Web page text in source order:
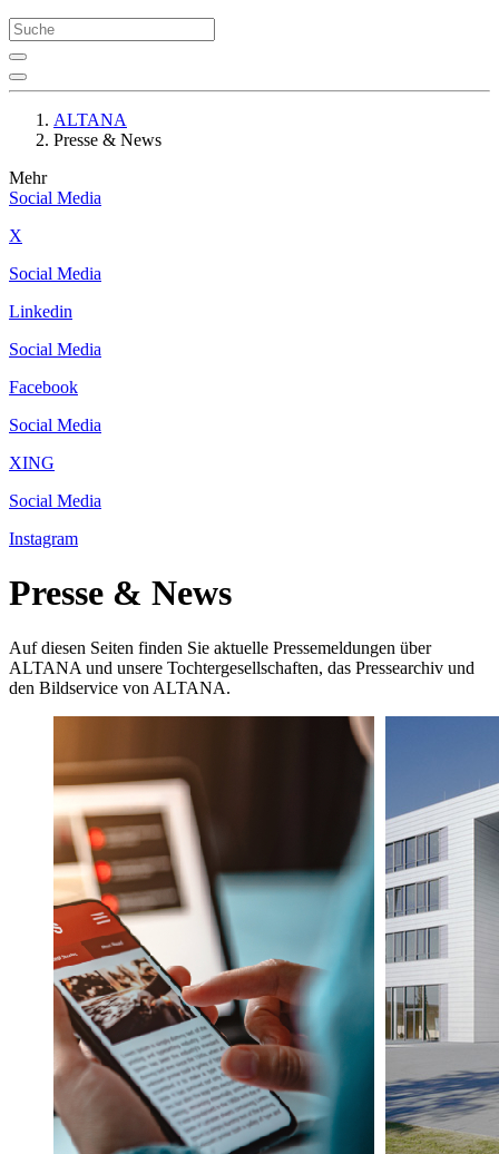
ALTANA
Presse & News
Mehr
Social Media
X
Social Media
Linkedin
Social Media
Facebook
Social Media
XING
Social Media
Instagram
Presse & News
Auf diesen Seiten finden Sie aktuelle Pressemeldungen über
ALTANA und unsere Tochtergesellschaften, das Pressearchiv und
den Bildservice von ALTANA.